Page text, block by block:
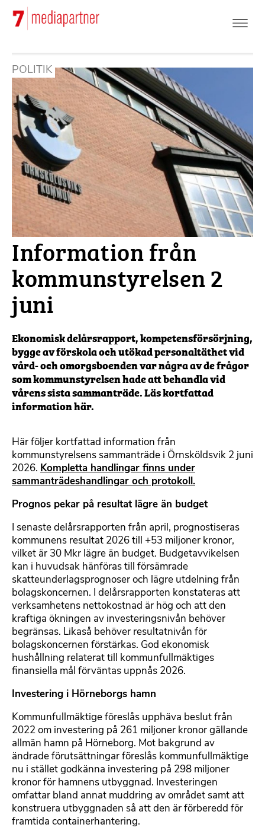
Hoppa
huvudinnehåll
POLITIK
Information från
kommunstyrelsen 2
juni
Ekonomisk delårsrapport, kompetensförsörjning,
bygge av förskola och utökad personaltäthet vid
vård- och omorgsboenden var några av de frågor
som kommunstyrelsen hade att behandla vid
vårens sista sammanträde. Läs kortfattad
information här.
Här följer kortfattad information från
kommunstyrelsens sammanträde i Örnsköldsvik 2 juni
2026. Kompletta handlingar finns under
sammanträdeshandlingar och protokoll.
Prognos pekar på resultat lägre än budget
I senaste delårsrapporten från april, prognostiseras
kommunens resultat 2026 till +53 miljoner kronor,
vilket är 30 Mkr lägre än budget. Budgetavvikelsen
kan i huvudsak hänföras till försämrade
skatteunderlagsprognoser och lägre utdelning från
bolagskoncernen. I delårsrapporten konstateras att
verksamhetens nettokostnad är hög och att den
kraftiga ökningen av investeringsnivån behöver
begränsas. Likaså behöver resultatnivån för
bolagskoncernen förstärkas. God ekonomisk
hushållning relaterat till kommunfullmäktiges
finansiella mål förväntas uppnås 2026.
Investering i Hörneborgs hamn
Kommunfullmäktige föreslås upphäva beslut från
2022 om investering på 261 miljoner kronor gällande
allmän hamn på Hörneborg. Mot bakgrund av
ändrade förutsättningar föreslås kommunfullmäktige
nu i stället godkänna investering på 298 miljoner
kronor för hamnens utbyggnad. Investeringen
omfattar bland annat muddring av området samt att
konstruera utbyggnaden så att den är förberedd för
framtida containerhantering.